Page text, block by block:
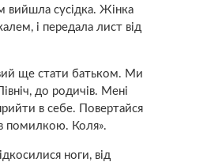
вийшла сусідка. Жінка
і передала лист від
ще стати батьком. Ми
до родичів. Мені
в себе. Повертайся
Коля».
ноги, від